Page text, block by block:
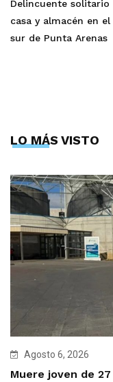
Delincuente solitario
casa y almacén en
sur de Punta Arenas
LO MÁS VISTO
Agosto 6, 2026
Muere joven de